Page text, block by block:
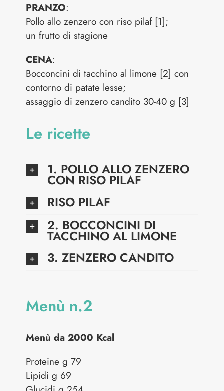
PRANZO:
Pollo allo zenzero con riso pilaf [1];
un frutto di stagione
CENA:
Bocconcini di tacchino al limone [2] con
contorno di patate lesse;
assaggio di zenzero candito 30-40 g [3]
Le ricette
1. POLLO ALLO ZENZERO
CON RISO PILAF
RISO PILAF
2. BOCCONCINI DI
TACCHINO AL LIMONE
3. ZENZERO CANDITO
Menù n.2
Menù da 2000 Kcal
Proteine g 79
Lipidi g 69